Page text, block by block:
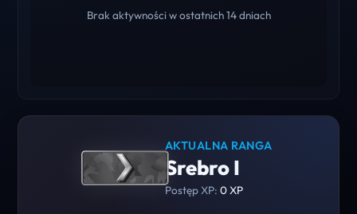
Brak aktywności w ostatnich 14 dniach
AKTUALNA RANGA
Srebro I
Postęp XP: 0 XP